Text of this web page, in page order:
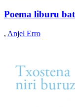
Poema liburu
, Anjel Erro